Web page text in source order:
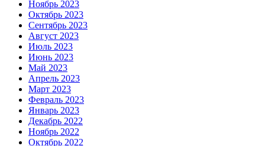
Ноябрь 2023
Октябрь 2023
Сентябрь 2023
Август 2023
Июль 2023
Июнь 2023
Май 2023
Апрель 2023
Март 2023
Февраль 2023
Январь 2023
Декабрь 2022
Ноябрь 2022
Октябрь 2022